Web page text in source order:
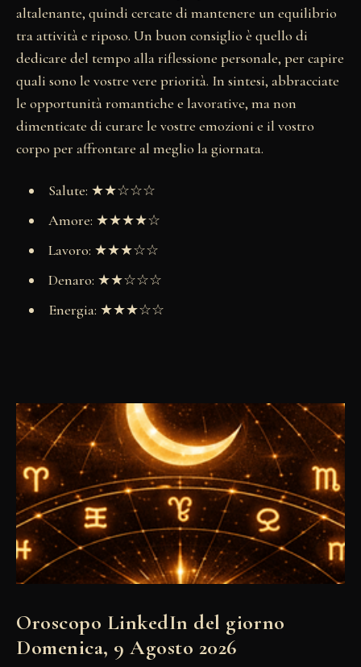
altalenante, quindi cercate di mantenere un equilibrio
tra attività e riposo. Un buon consiglio è quello di
dedicare del tempo alla riflessione personale, per capire
quali sono le vostre vere priorità. In sintesi, abbracciate
le opportunità romantiche e lavorative, ma non
dimenticate di curare le vostre emozioni e il vostro
corpo per affrontare al meglio la giornata.
Salute: ★★☆☆☆
Amore: ★★★★☆
Lavoro: ★★★☆☆
Denaro: ★★☆☆☆
Energia: ★★★☆☆
Oroscopo LinkedIn del giorno
Domenica, 9 Agosto 2026